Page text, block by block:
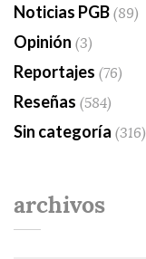
Noticias PGB(89)
Opinión (3)
Reportajes (76)
Reseñas (584)
Sin categoría (316)
archivos